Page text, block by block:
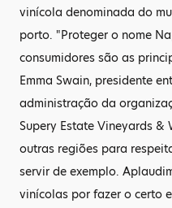
vinícola denominada do
porto. "Proteger o nome
consumidores são as
Emma Swain, presidente
administração da
Supery Estate Vineyards &
outras regiões para
servir de exemplo.
vinícolas por fazer o certo